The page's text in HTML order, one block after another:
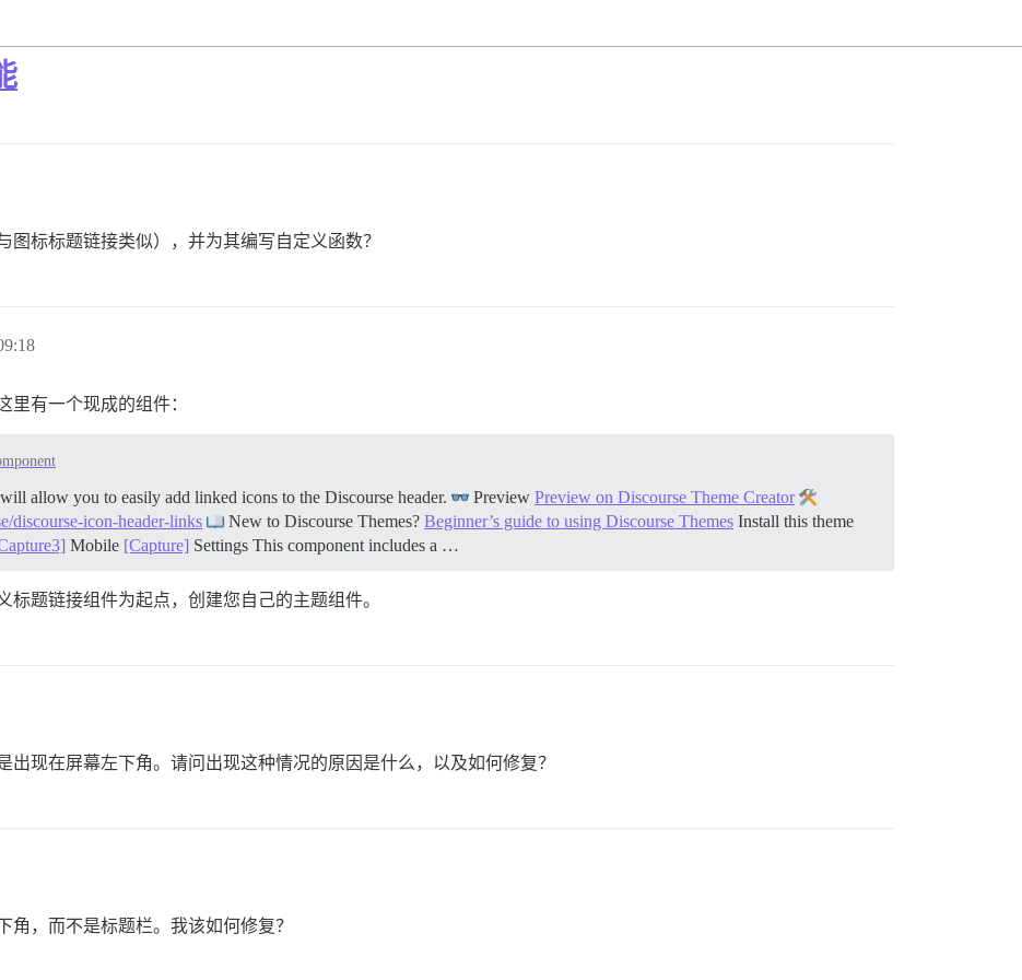
标标题链接类似），并为其编写自定义函数？
里有一个现成的组件：
allow you to easily add linked icons to the Discourse header. Preview Preview on Discourse Theme Creator
discourse-icon-header-links New to Discourse Themes? Beginner’s guide to using Discourse Themes Install this theme
Mobile [Capture] Settings This component includes a …
题链接组件为起点，创建您自己的主题组件。
现在屏幕左下角。请问出现这种情况的原因是什么，以及如何修复？
，而不是标题栏。我该如何修复？